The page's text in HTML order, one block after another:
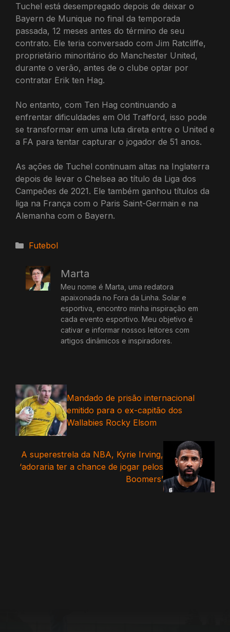
Tuchel está desempregado depois de deixar o
Bayern de Munique no final da temporada
passada, 12 meses antes do término de seu
contrato. Ele teria conversado com Jim Ratcliffe,
proprietário minoritário do Manchester United,
durante o verão, antes de o clube optar por
contratar Erik ten Hag.
No entanto, com Ten Hag continuando a
enfrentar dificuldades em Old Trafford, isso pode
se transformar em uma luta direta entre o United e
a FA para tentar capturar o jogador de 51 anos.
As ações de Tuchel continuam altas na Inglaterra
depois de levar o Chelsea ao título da Liga dos
Campeões de 2021. Ele também ganhou títulos da
liga na França com o Paris Saint-Germain e na
Alemanha com o Bayern.
Categorias
Futebol
Marta
Meu nome é Marta, uma redatora
apaixonada no Fora da Linha. Solar e
esportiva, encontro minha inspiração em
cada evento esportivo. Meu objetivo é
cativar e informar nossos leitores com
artigos dinâmicos e inspiradores.
Mandado de prisão internacional
emitido para o ex-capitão dos
Wallabies Rocky Elsom
A superestrela da NBA, Kyrie Irving,
‘adoraria ter a chance de jogar pelos
Boomers’